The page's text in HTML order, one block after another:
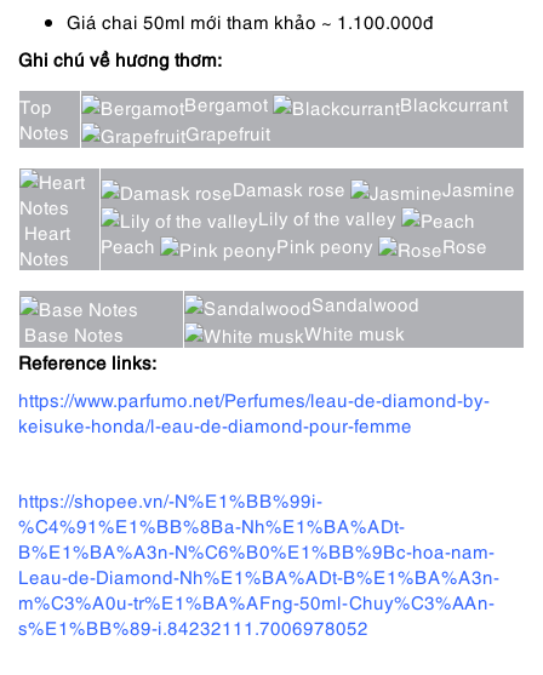
Giá chai 50ml mới tham khảo ~ 1.100.000đ
Ghi chú về hương thơm:
Top
Notes
Bergamot
Blackcurrant
Grapefruit
Heart
Notes
Damask rose
Jasmine
Lily of the valley
Peach
Pink peony Rose
Base Notes
Sandalwood
White musk
Reference links:
https://www.parfumo.net/Perfumes/leau-de-diamond-by-
keisuke-honda/l-eau-de-diamond-pour-femme
https://shopee.vn/-N%E1%BB%99i-
%C4%91%E1%BB%8Ba-Nh%E1%BA%ADt-
B%E1%BA%A3n-N%C6%B0%E1%BB%9Bc-hoa-nam-
Leau-de-Diamond-Nh%E1%BA%ADt-B%E1%BA%A3n-
m%C3%A0u-tr%E1%BA%AFng-50ml-Chuy%C3%AAn-
s%E1%BB%89-i.84232111.7006978052